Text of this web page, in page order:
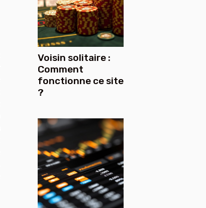
Voisin solitaire :
Comment
fonctionne ce site
?